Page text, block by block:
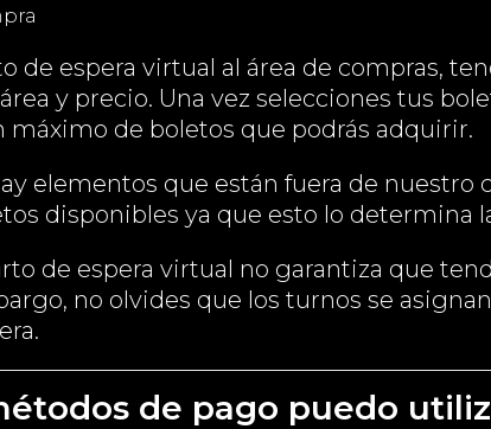
de espera virtual al área de compras,
y precio. Una vez selecciones tus
máximo de boletos que podrás adquirir.
elementos que están fuera de
disponibles ya que esto lo determina
de espera virtual no garantiza que
no olvides que los turnos se
de pago puedo